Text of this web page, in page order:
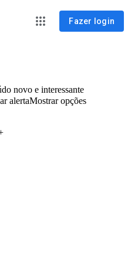
Fazer login
novo e interessante
alertaMostrar opções